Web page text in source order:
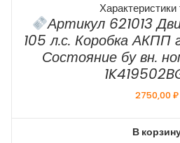
Характеристики
Артикул 621013
105 л.с. Коробка АКПП
Состояние бу вн.
2750,00₽
В